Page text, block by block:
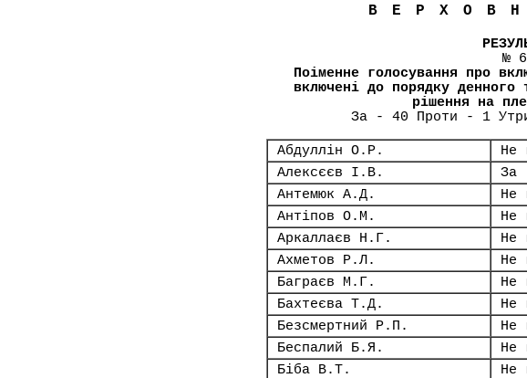
№
Поіменне голосування про
включені до порядку
рішення на
За - 40 Проти - 1
Абдуллін О.Р.
Не
Алексєєв І.В.
За
Антемюк А.Д.
Не
Антіпов О.М.
Не
Аркаллаєв Н.Г.
Не
Ахметов Р.Л.
Не
Баграєв М.Г.
Не
Бахтеєва Т.Д.
Не
Безсмертний Р.П.
Не
Беспалий Б.Я.
Не
Біба В.Т.
Не